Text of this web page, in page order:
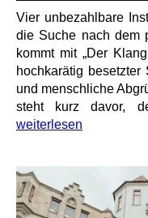
Vier unbezahlbare
die Suche nach dem
kommt mit „Der
hochkarätig
und menschliche
steht kurz davor,
weiterlesen